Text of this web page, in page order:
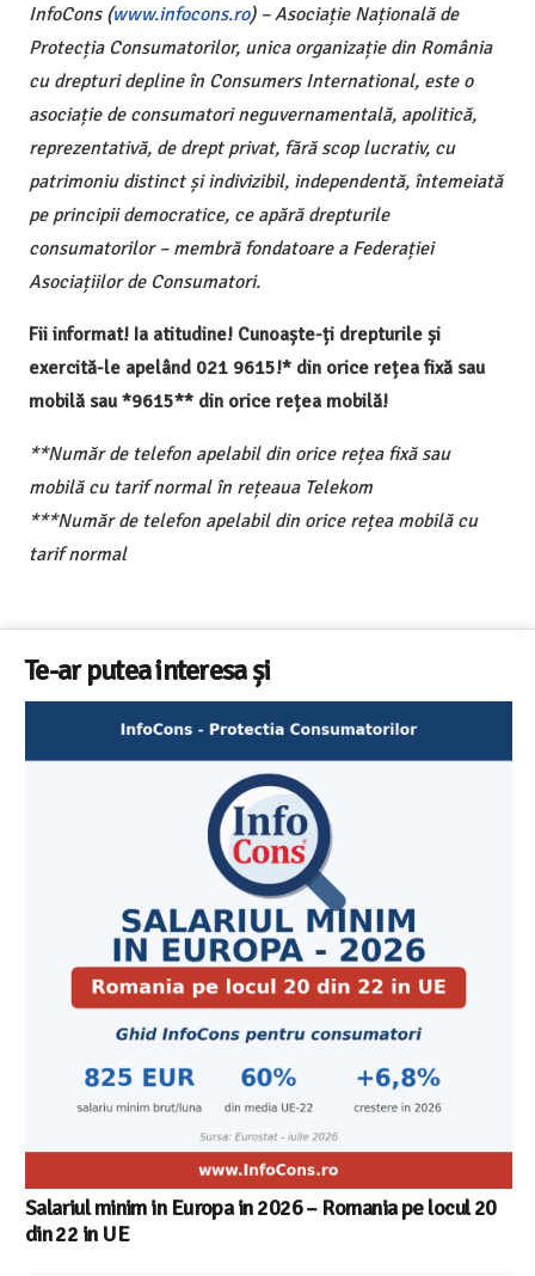
InfoCons (www.infocons.ro) – Asociație Națională de
Protecția Consumatorilor, unica organizație din România
cu drepturi depline în Consumers International, este o
asociație de consumatori neguvernamentală, apolitică,
reprezentativă, de drept privat, fără scop lucrativ, cu
patrimoniu distinct și indivizibil, independentă, întemeiată
pe principii democratice, ce apără drepturile
consumatorilor – membră fondatoare a Federației
Asociațiilor de Consumatori.
Fii informat! Ia atitudine! Cunoaște-ți drepturile și
exercită-le apelând 021 9615!* din orice rețea fixă sau
mobilă sau *9615** din orice rețea mobilă!
**Număr de telefon apelabil din orice rețea fixă sau
mobilă cu tarif normal în rețeaua Telekom
***Număr de telefon apelabil din orice rețea mobilă cu
tarif normal
Te-ar putea interesa și
20
Cele mai bune masini de spalat vase
Aplicatia InfoCons